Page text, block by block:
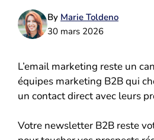
By Marie Toldeno
30 mars 2026
L’email marketing reste un
équipes marketing B2B qui
un contact direct avec leurs
Votre newsletter B2B reste